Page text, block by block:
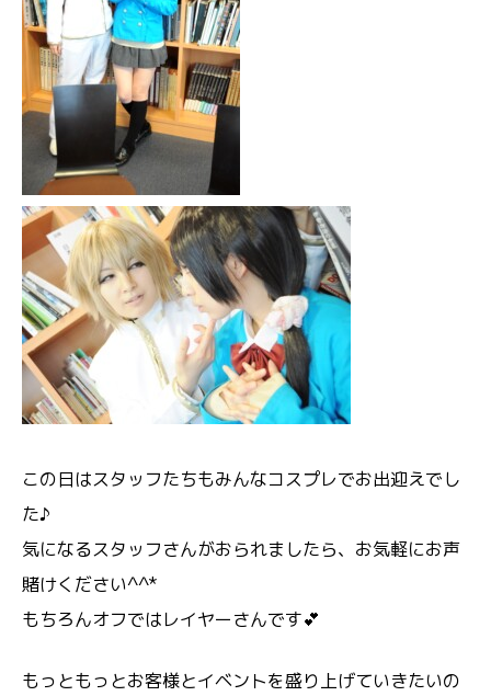
この日はスタッフたちもみんなコスプレでお出迎えでし
た♪
気になるスタッフさんがおられましたら、お気軽にお声
賭けください^^*
もちろんオフではレイヤーさんです💕
もっともっとお客様とイベントを盛り上げていきたいの